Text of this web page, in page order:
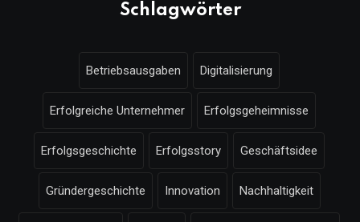
Schlagwörter
Betriebsausgaben Digitalisierung
Erfolgreiche Unternehmer Erfolgsgeheimnisse
Erfolgsgeschichte Erfolgsstory Geschäftsidee
Gründergeschichte Innovation Nachhaltigkeit